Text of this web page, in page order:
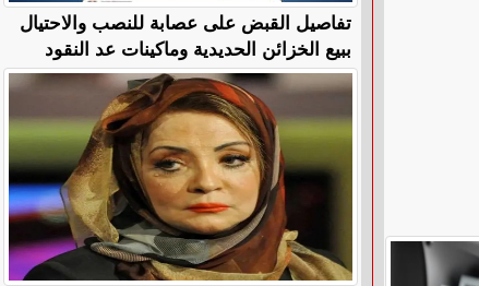
تفاصيل القبض على عصابة للنصب والاحتيال
ببيع الخزائن الحديدية وماكينات عد النقود